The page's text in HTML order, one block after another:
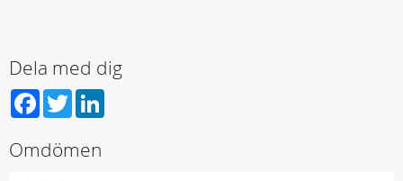
Dela med dig
Facebook
Twitter
Omdömen